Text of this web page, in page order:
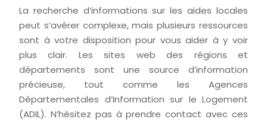
La recherche d’informations sur les aides locales
peut s’avérer complexe, mais plusieurs ressources
sont à votre disposition pour vous aider à y voir
plus clair. Les sites web des régions et
départements sont une source d’information
précieuse, tout comme les Agences
Départementales d’Information sur le Logement
(ADIL). N’hésitez pas à prendre contact avec ces